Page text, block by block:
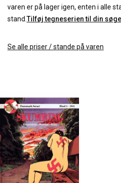
varen er på lager igen, enten i alle
stand.Tilføj tegneserien til din
Se alle priser / stande på varen